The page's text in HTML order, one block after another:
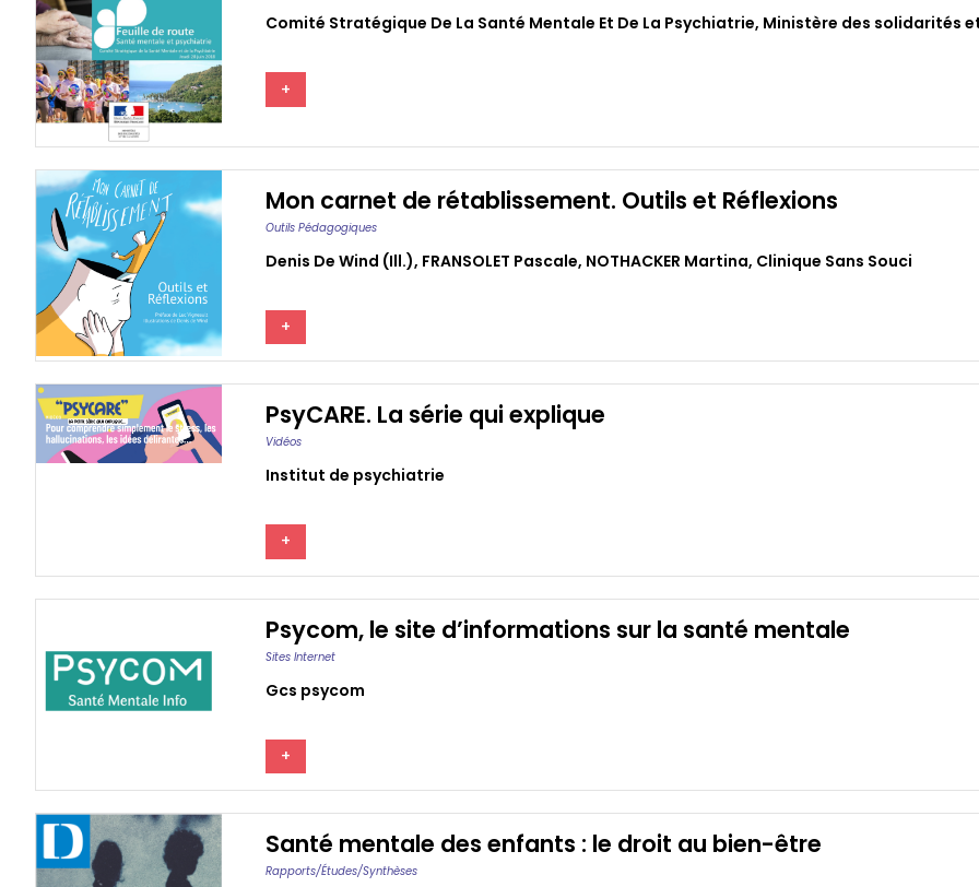
Comité Stratégique De La Santé Mentale Et De La Psychiatrie, Ministère des solidarités
+
Mon carnet de rétablissement. Outils et Réflexions
Outils Pédagogiques
Denis De Wind (ill.), FRANSOLET Pascale, NOTHACKER Martina, Clinique Sans Souci
+
PsyCARE. La série qui explique
Vidéos
Institut de psychiatrie
+
Psycom, le site d’informations sur la santé mentale
Sites Internet
Gcs psycom
+
Santé mentale des enfants : le droit au bien-être
Rapports/études/synthèses